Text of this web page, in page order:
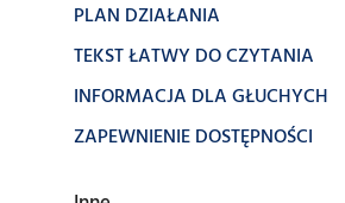
PLAN DZIAŁANIA
TEKST ŁATWY DO CZYTANIA
INFORMACJA DLA GŁUCHYCH
ZAPEWNIENIE DOSTĘPNOŚCI